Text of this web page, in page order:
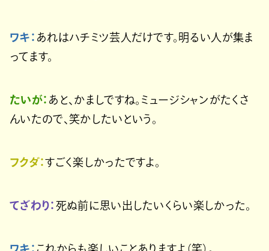
ワキ： あれはハチミツ芸人だけです。明るい人が集ま
ってます。
たいが： あと、かましですね。ミュージシャンがたくさ
んいたので、笑かしたいという。
フクダ：すごく楽しかったですよ。
てざわり： 死ぬ前に思い出したいくらい楽しかった。
ワキ： これからも楽しいことありますよ（笑）。